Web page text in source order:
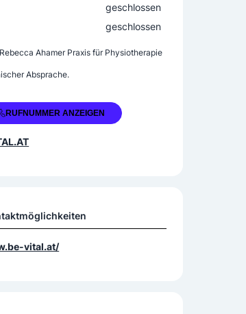
geschlossen
geschlossen
Rebecca Ahamer Praxis für Physiotherapie
Absprache.
RUFNUMMER ANZEIGEN
vital.at/